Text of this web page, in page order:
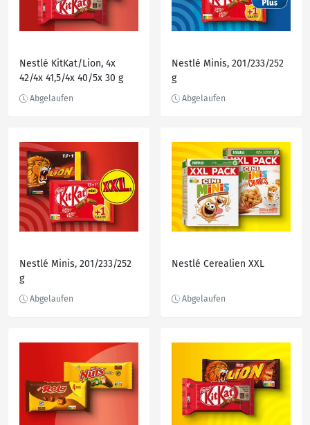
Nestlé KitKat/Lion, 4x
42/4x 41,5/4x 40/5x 30 g
Nestlé Minis, 201/233/252
g
Nestlé Minis, 201/233/252
g
Nestlé Cerealien XXL